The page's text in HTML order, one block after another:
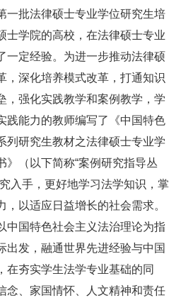
批法律硕士专业学位研究生培
士学院的高校，在法律硕士专业
一定经验。为进一步推动法律硕
，深化培养模式改革，打通知识
，强化实践教学和案例教学，学
践能力的教师编写了《中国特色
列研究生教材之法律硕士专业学
》（以下简称“案例研究指导丛
入手，更好地学习法学知识，掌
以适应日益增长的社会需求。
国特色社会主义法治理论为指
出发，融通世界先进经验与中国
在夯实学生法学专业基础的同
念、家国情怀、人文精神和责任